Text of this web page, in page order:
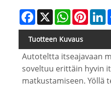
Facebook
X WhatsApp
Tuotteen Kuvaus
Autoteltta itseajavaan
soveltuu erittäin hyvin
matkustamiseen. Yöllä